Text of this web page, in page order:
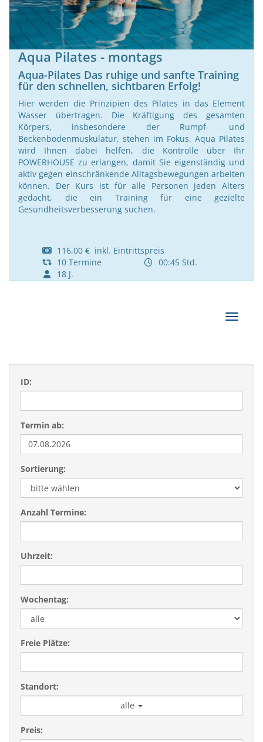
Aqua Pilates - montags
Aqua-Pilates Das ruhige und sanfte Training
für den schnellen, sichtbaren Erfolg!
Hier werden die Prinzipien des Pilates in das Element
Wasser übertragen. Die Kräftigung des gesamten
Körpers, insbesondere der Rumpf- und
Beckenbodenmuskulatur, stehen im Fokus. Aqua Pilates
wird Ihnen dabei helfen, die Kontrolle über Ihr
POWERHOUSE zu erlangen, damit Sie eigenständig und
aktiv gegen einschränkende Alltagsbewegungen arbeiten
können. Der Kurs ist für alle Personen jeden Alters
gedacht, die ein Training für eine gezielte
Gesundheitsverbesserung suchen.
116,00 € inkl. Eintrittspreis
10 Termine
00:45 Std.
18 J.
ID:
Termin ab:
Sortierung:
Anzahl Termine:
Uhrzeit:
Wochentag:
Freie Plätze:
Standort:
alle
Preis: